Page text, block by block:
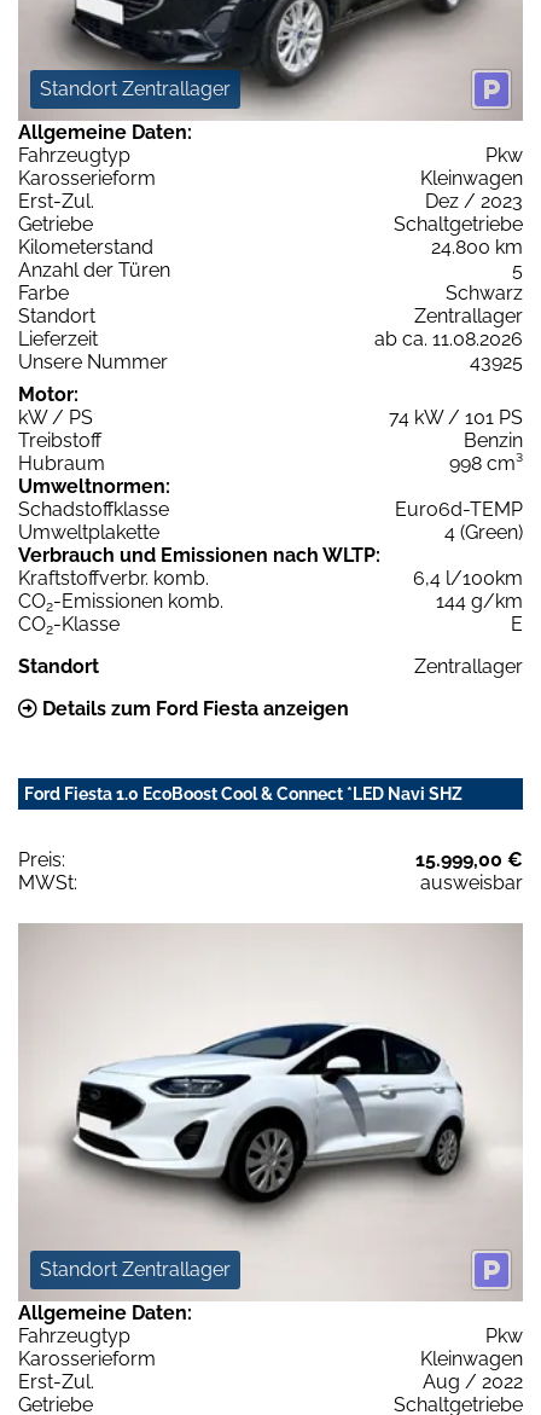
Standort Zentrallager
Allgemeine Daten:
Fahrzeugtyp
Pkw
Karosserieform
Kleinwagen
Erst-Zul.
Dez / 2023
Getriebe
Schaltgetriebe
Kilometerstand
24.800 km
Anzahl der Türen
5
Farbe
Schwarz
Standort
Zentrallager
Lieferzeit
ab ca. 11.08.2026
Unsere Nummer
43925
Motor:
kW / PS
74 kW / 101 PS
Treibstoff
Benzin
Hubraum
998 cm³
Umweltnormen:
Schadstoffklasse
Euro6d-TEMP
Umweltplakette
4 (Green)
Verbrauch und Emissionen nach WLTP:
Kraftstoffverbr. komb.
6,4 l/100km
CO2-Emissionen komb.
144 g/km
CO2-Klasse
E
Standort
Zentrallager
Details zum Ford Fiesta anzeigen
Ford Fiesta 1.0 EcoBoost Cool & Connect *LED Navi SHZ
Preis:
15.999,00 €
MWSt:
ausweisbar
Standort Zentrallager
Allgemeine Daten:
Fahrzeugtyp
Pkw
Karosserieform
Kleinwagen
Erst-Zul.
Aug / 2022
Getriebe
Schaltgetriebe